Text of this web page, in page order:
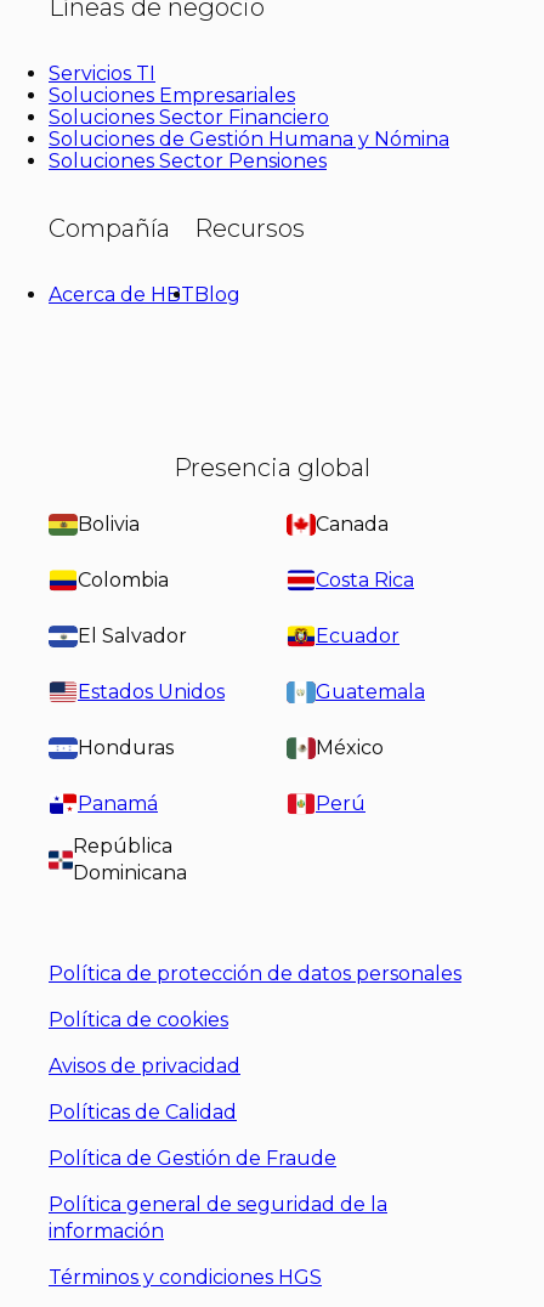
Líneas de negocio
Servicios TI
Soluciones Empresariales
Soluciones Sector Financiero
Soluciones de Gestión Humana y Nómina
Soluciones Sector Pensiones
Compañía
Acerca de HBT
Recursos
Blog
Presencia global
Bolivia Canada
Colombia Costa Rica
El Salvador Ecuador
Estados Unidos Guatemala
Honduras México
Panamá
Perú
República
Dominicana
Política de protección de datos personales
Política de cookies
Avisos de privacidad
Políticas de Calidad
Política de Gestión de Fraude
Política general de seguridad de la
información
Términos y condiciones HGS